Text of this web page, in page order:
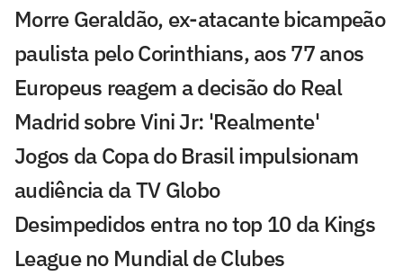
Morre Geraldão, ex-atacante bicampeão
paulista pelo Corinthians, aos 77 anos
Europeus reagem a decisão do Real
Madrid sobre Vini Jr: 'Realmente'
Jogos da Copa do Brasil impulsionam
audiência da TV Globo
Desimpedidos entra no top 10 da Kings
League no Mundial de Clubes